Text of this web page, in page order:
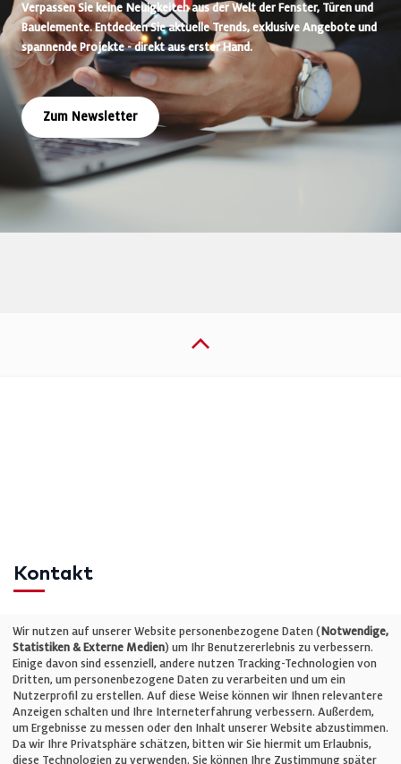
Verpassen Sie keine Neuigkeiten aus der Welt der Fenster, Türen und
Bauelemente. Entdecken Sie aktuelle Trends, exklusive Angebote und
spannende Projekte - direkt aus erster Hand.
Zum Newsletter
Kontakt
Telefon: +49 (0)711 2585563-0
E-Mail:info@bauelemente-bau.eu
Unternehmen
Impressum
Wir nutzen auf unserer Website personenbezogene Daten (Notwendige,
Statistiken & Externe Medien) um Ihr Benutzererlebnis zu verbessern.
Einige davon sind essenziell, andere nutzen Tracking-Technologien von
Dritten, um personenbezogene Daten zu verarbeiten und um ein
Nutzerprofil zu erstellen. Auf diese Weise können wir Ihnen relevantere
Anzeigen schalten und Ihre Interneterfahrung verbessern. Außerdem,
um Ergebnisse zu messen oder den Inhalt unserer Website abzustimmen.
Da wir Ihre Privatsphäre schätzen, bitten wir Sie hiermit um Erlaubnis,
diese Technologien zu verwenden. Sie können Ihre Zustimmung später